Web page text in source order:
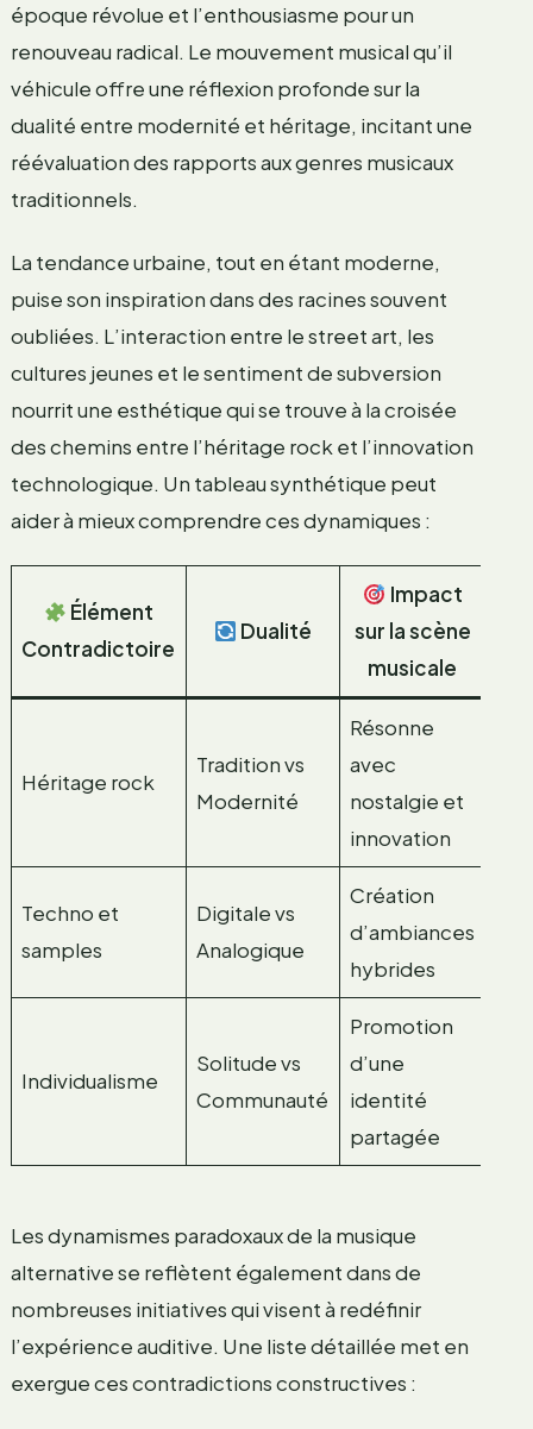
époque révolue et l’enthousiasme pour un
renouveau radical. Le mouvement musical qu’il
véhicule offre une réflexion profonde sur la
dualité entre modernité et héritage, incitant une
réévaluation des rapports aux genres musicaux
traditionnels.
La tendance urbaine, tout en étant moderne,
puise son inspiration dans des racines souvent
oubliées. L’interaction entre le street art, les
cultures jeunes et le sentiment de subversion
nourrit une esthétique qui se trouve à la croisée
des chemins entre l’héritage rock et l’innovation
technologique. Un tableau synthétique peut
aider à mieux comprendre ces dynamiques :
Élément
Contradictoire
Dualité
Impact
sur la scène
musicale
Héritage rock
Tradition vs
Modernité
Résonne
avec
nostalgie et
innovation
Techno et
samples
Digitale vs
Analogique
Création
d’ambiances
hybrides
Individualisme
Solitude vs
Communauté
Promotion
d’une
identité
partagée
Les dynamismes paradoxaux de la musique
alternative se reflètent également dans de
nombreuses initiatives qui visent à redéfinir
l’expérience auditive. Une liste détaillée met en
exergue ces contradictions constructives :